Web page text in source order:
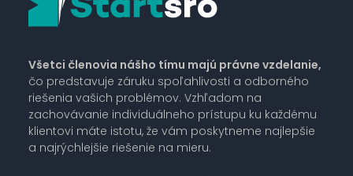
Všetci členovia nášho tímu majú právne vzdelanie,
čo predstavuje záruku spoľahlivosti a odborného
riešenia vašich problémov. Vzhľadom na
zachovávanie individuálneho prístupu ku každému
klientovi máte istotu, že vám poskytneme najlepšie
a najrýchlejšie riešenie na mieru.